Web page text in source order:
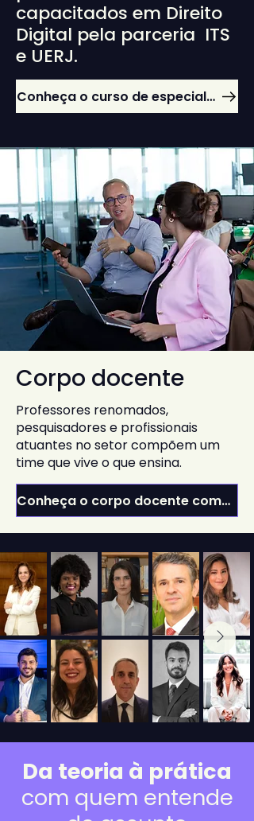
capacitados em Direito
Digital pela parceria ITS
e UERJ.
Conheça o curso de especialização
Corpo docente
Professores renomados,
pesquisadores e profissionais
atuantes no setor compõem um
time que vive o que ensina.
Conheça o corpo docente completo
Da teoria à prática
com quem entende